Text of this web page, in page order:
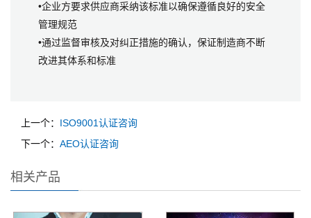
•企业方要求供应商采纳该标准以确保遵循良好的安全
管理规范
•通过监督审核及对纠正措施的确认，保证制造商不断
改进其体系和标准
上一个： ISO9001认证咨询
下一个： AEO认证咨询
相关产品